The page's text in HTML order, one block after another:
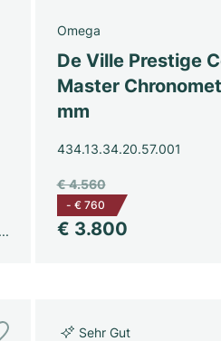
Omega
De Ville Prestige
Master
mm
434.13.34.20.57.001
€ 3.800
€ 4.560
- € 760
Sehr Gut